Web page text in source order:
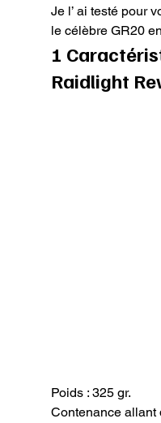
Je l’ ai testé pour
le célèbre GR20
1
Raidlight
Poids : 325 gr.
Contenance allant